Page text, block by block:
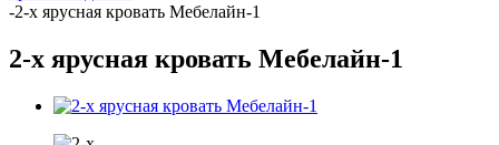
-2-х ярусная кровать Мебелайн-1
2-х ярусная кровать Мебелайн-1